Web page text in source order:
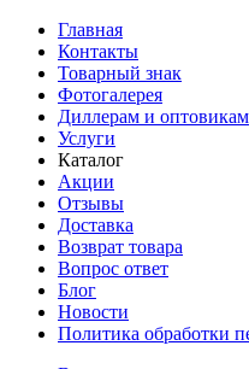
Главная
Контакты
Товарный знак
Фотогалерея
Диллерам и оптовикам
Услуги
Каталог
Акции
Отзывы
Доставка
Возврат товара
Вопрос ответ
Блог
Новости
Политика обработки